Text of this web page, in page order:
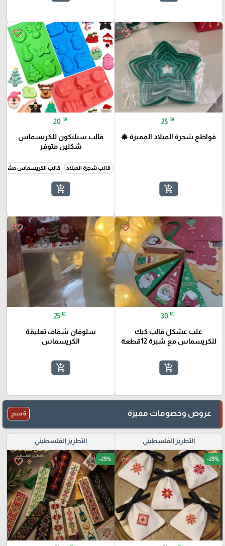
favorite_border
25 ₪
قواطع شجرة الميلاد المميزة 🎄
add_shopping_cart
favorite_border
20 ₪
قالب سيليكون للكريسماس
شكلين متوفر
قالب شجرة الميلاد قالب الكريسماس
add_shopping_cart
favorite_border
30 ₪
علب عشكل قالب كيك
للكريسماس مع شبرة 12قطعة
add_shopping_cart
favorite_border
25 ₪
سلوفان شفاف تعليقة
الكريسماس
add_shopping_cart
عروض وخصومات مميزة 6 منتج
التطريز الفلسطيني
favorite_border -25%
التطريز الفلسطيني
favorite_border -25%